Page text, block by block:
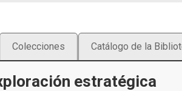
Colecciones Catálogo de la
estratégica